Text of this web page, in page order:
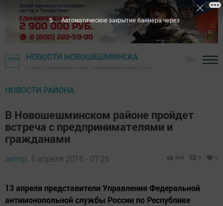
НОВОСТИ НОВОШЕШМИНСКА
НОВОСТИ РАЙОНА
В Новошешминском районе пройдет
встреча с предпринимателями и
гражданами
автор, 5 апреля 2016 - 07:26 848 0 0
13 апреля представители Управления Федеральной
антимонопольной службы России по Республике
5 Автоматическое закрытие баннера через